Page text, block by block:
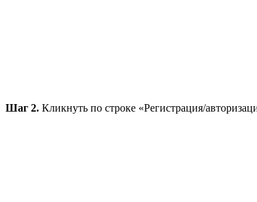
Шаг 2. Кликнуть по строке «Регистрация/